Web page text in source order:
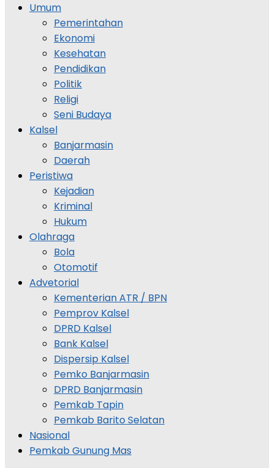
Umum
Pemerintahan
Ekonomi
Kesehatan
Pendidikan
Politik
Religi
Seni Budaya
Kalsel
Banjarmasin
Daerah
Peristiwa
Kejadian
Kriminal
Hukum
Olahraga
Bola
Otomotif
Advetorial
Kementerian ATR / BPN
Pemprov Kalsel
DPRD Kalsel
Bank Kalsel
Dispersip Kalsel
Pemko Banjarmasin
DPRD Banjarmasin
Pemkab Tapin
Pemkab Barito Selatan
Nasional
Pemkab Gunung Mas